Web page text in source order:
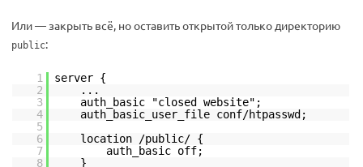
Или — закрыть всё, но оставить открытой только директорию
public:
1
server {
2
...
3
auth_basic "closed website";
4
auth_basic_user_file conf/htpasswd;
5
6
location /public/ {
7
auth_basic off;
8
}